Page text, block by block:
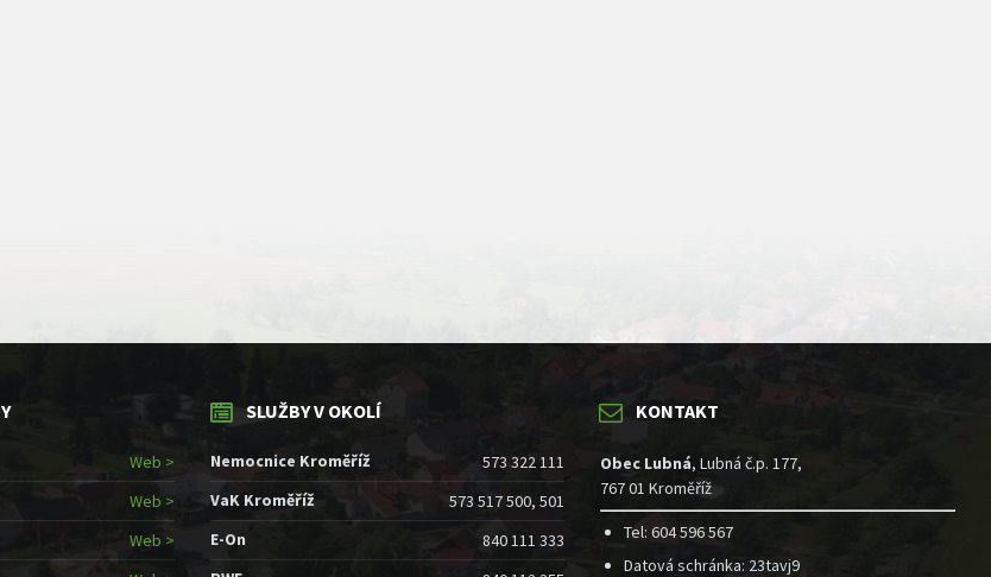
Web >
Web >
Web >
SLUŽBY V OKOLÍ
Nemocnice Kroměříž
573 322 111
VaK Kroměříž
573 517 500, 501
E-On
840 111 333
KONTAKT
Obec Lubná, Lubná č.p. 177,
767 01 Kroměříž
Tel: 604 596 567
Datová schránka: 23tavj9